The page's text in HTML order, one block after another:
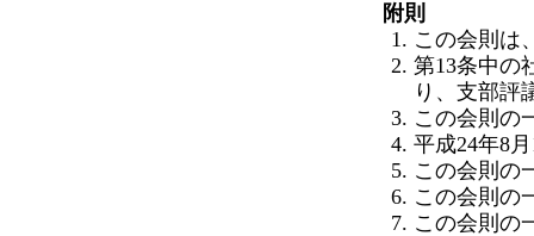
附則
この会則は
第13条中の
り、支部評
この会則の
平成24年8
この会則の
この会則の
この会則の